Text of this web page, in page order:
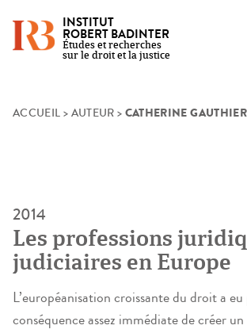
Skip
INSTITUT
ROBERT BADINTER
Études et recherches
sur le droit et la justice
ACCUEIL > AUTEUR > CATHERINE GAUTHIER
2014
Les professions
judiciaires en Europe
L’européanisation croissante du droit a
conséquence assez immédiate de créer